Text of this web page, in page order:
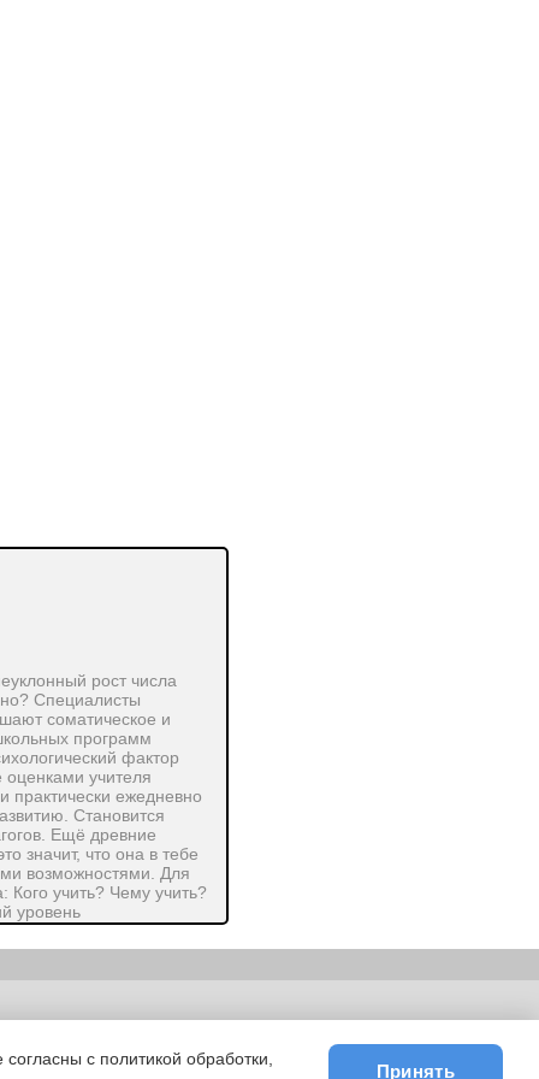
рост числа
Специалисты
соматическое и
программ
фактор
оценками учителя
практически ежедневно
Становится
Ещё древние
значит, что она в тебе
возможностями. Для
учить? Чему учить?
уровень
навыки,
зрения, нет опоры на
самооценки со
все признаки предмета
|E-mail
с политикой обработки,
Принять